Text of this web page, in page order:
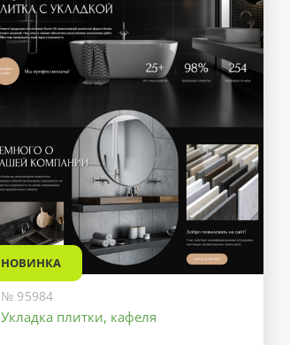
НОВИНКА
№ 95984
Укладка плитки, кафеля